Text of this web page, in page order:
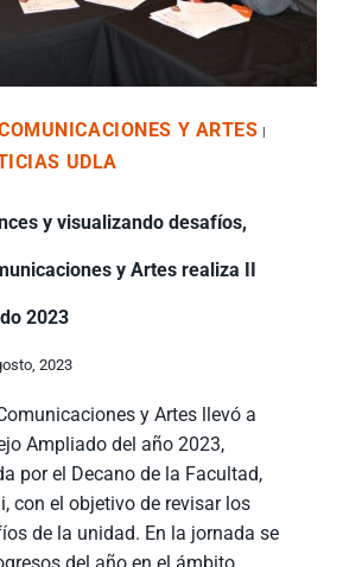
Y ARTES |
UDLA
y visualizando desafíos,
y Artes realiza II
2023
2023
y Artes llevó a
Ampliado del año 2023,
por el Decano de la Facultad,
con el objetivo de revisar los
de la unidad. En la jornada se